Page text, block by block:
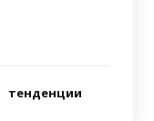
тенденции